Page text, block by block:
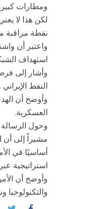
ومطارات
لكن هذا لا
نقطة مراقبة
استهداف
وأشار إلى
النفط
وأوضح أن
العسكرية.
وحول الرسالة
مشيراً إلى أن
أساسيًا في
استراتيجية
وأوضح أن
والتكنولوجيا